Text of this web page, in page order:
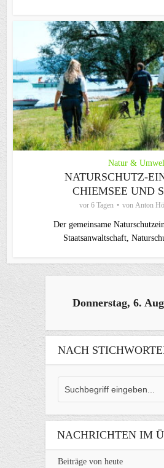
Natur &
NATURSCHUTZ-
CHIEMSEE UND
vor 6 Tagen von Anton
Der gemeinsame
Staatsanwaltschaft,
Donnerstag, 6.
NACH
NACHRICHTEN IM
Beiträge von heute